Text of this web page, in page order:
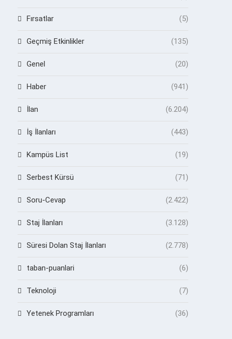
Fırsatlar (5)
Geçmiş Etkinlikler (135)
Genel (20)
Haber (941)
İlan (6.204)
İş İlanları (443)
Kampüs List (19)
Serbest Kürsü (71)
Soru-Cevap (2.422)
Staj İlanları (3.128)
Süresi Dolan Staj İlanları (2.778)
taban-puanlari (6)
Teknoloji (7)
Yetenek Programları (36)